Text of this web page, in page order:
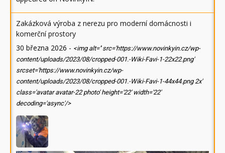
Zakázková výroba z nerezu pro moderní domácnosti i
komerční prostory
30 března 2026 - <img alt='' src='https://www.novinkyin.cz/wp-
content/uploads/2023/08/cropped-001.-Wiki-Favi-1-22x22.png'
srcset='https://www.novinkyin.cz/wp-
content/uploads/2023/08/cropped-001.-Wiki-Favi-1-44x44.png 2x'
class='avatar avatar-22 photo' height='22' width='22'
decoding='async'/>